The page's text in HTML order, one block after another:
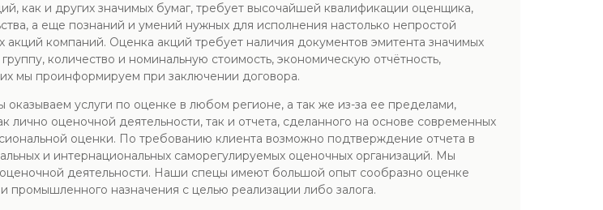
как и других значимых бумаг, требует высочайшей квалификации оценщика,
а еще познаний и умений нужных для исполнения настолько непростой
компаний. Оценка акций требует наличия документов эмитента значимых
количество и номинальную стоимость, экономическую отчётность,
мы проинформируем при заключении договора.
услуги по оценке в любом регионе, а так же из-за ее пределами,
оценочной деятельности, так и отчета, сделанного на основе современных
оценки. По требованию клиента возможно подтверждение отчета в
и интернациональных саморегулируемых оценочных организаций. Мы
деятельности. Наши спецы имеют большой опыт сообразно оценке
промышленного назначения с целью реализации либо залога.